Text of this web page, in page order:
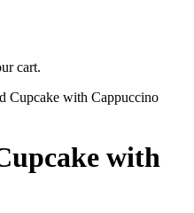
cart.
Cupcake with Cappuccino
with